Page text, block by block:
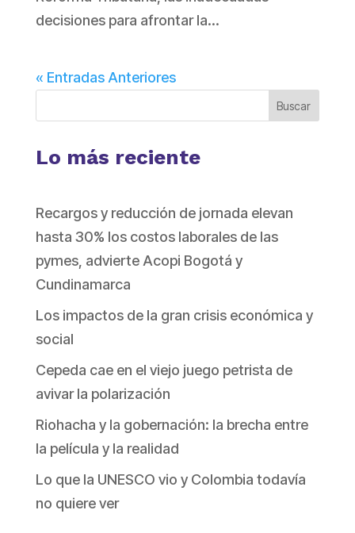
decisiones para afrontar la...
« Entradas Anteriores
Buscar
Lo más reciente
Recargos y reducción de jornada elevan
hasta 30% los costos laborales de las
pymes, advierte Acopi Bogotá y
Cundinamarca
Los impactos de la gran crisis económica y
social
Cepeda cae en el viejo juego petrista de
avivar la polarización
Riohacha y la gobernación: la brecha entre
la película y la realidad
Lo que la UNESCO vio y Colombia todavía
no quiere ver